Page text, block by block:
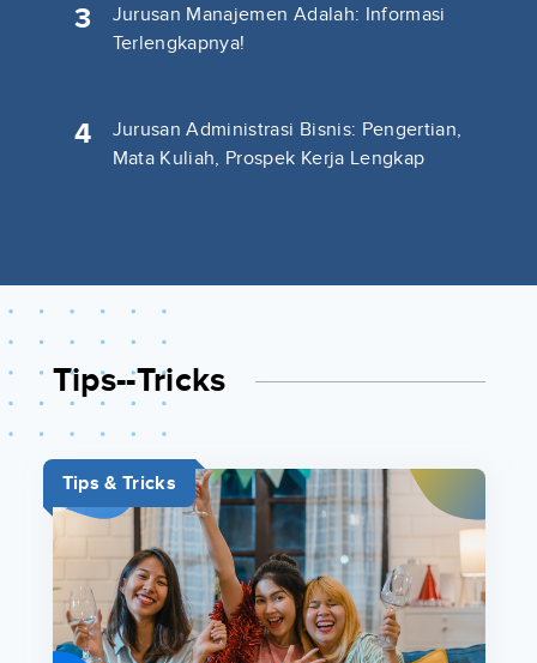
3
Jurusan Manajemen Adalah: Informasi
Terlengkapnya!
4
Jurusan Administrasi Bisnis: Pengertian,
Mata Kuliah, Prospek Kerja Lengkap
Tips--tricks
Tips & Tricks